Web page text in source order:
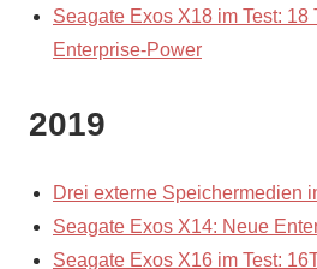
Seagate Exos X18 im Test:
Enterprise-Power
2019
Drei externe Speichermedien
Seagate Exos X14: Neue
Seagate Exos X16 im Test: